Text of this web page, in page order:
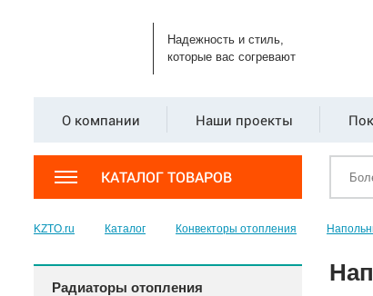
Надежность и стиль,
которые вас согревают
О компании Наши проекты
КАТАЛОГ ТОВАРОВ
KZTO.ru Каталог Конвекторы отопления
Радиаторы отопления